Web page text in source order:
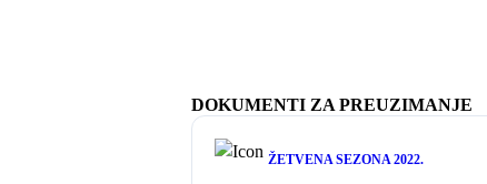
DOKUMENTI ZA PREUZIMANJE
ŽETVENA SEZONA 2022.